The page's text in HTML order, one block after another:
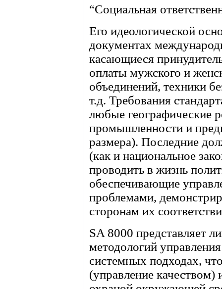
“Социальная
Его идеологической
документах
касающиеся
оплаты мужского и
объединений, техники
т.д. Требования
любые географические
промышленности и
размера). Последние
(как и национальное
проводить в жизнь
обеспечивающие
проблемами,
сторонам их
SA 8000 представляет
методологий
системных подходах,
(управление